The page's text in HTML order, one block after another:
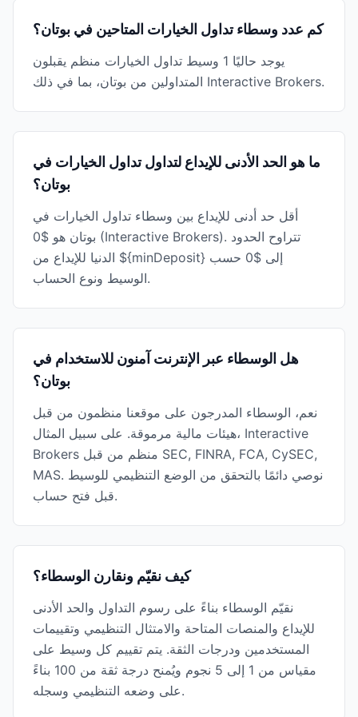
كم عدد وسطاء تداول الخيارات المتاحين في بوتان؟
يوجد حاليًا 1 وسيط تداول الخيارات منظم يقبلون
المتداولين من بوتان، بما في ذلك Interactive Brokers.
ما هو الحد الأدنى للإيداع لتداول تداول الخيارات في
بوتان؟
أقل حد أدنى للإيداع بين وسطاء تداول الخيارات في
بوتان هو $0 (Interactive Brokers). تتراوح الحدود
الدنيا للإيداع من ${minDeposit} إلى $0 حسب
الوسيط ونوع الحساب.
هل الوسطاء عبر الإنترنت آمنون للاستخدام في
بوتان؟
نعم، الوسطاء المدرجون على موقعنا منظمون من قبل
هيئات مالية مرموقة. على سبيل المثال، Interactive
Brokers منظم من قبل SEC, FINRA, FCA, CySEC,
MAS. نوصي دائمًا بالتحقق من الوضع التنظيمي للوسيط
قبل فتح حساب.
كيف نقيّم ونقارن الوسطاء؟
نقيّم الوسطاء بناءً على رسوم التداول والحد الأدنى
للإيداع والمنصات المتاحة والامتثال التنظيمي وتقييمات
المستخدمين ودرجات الثقة. يتم تقييم كل وسيط على
مقياس من 1 إلى 5 نجوم ويُمنح درجة ثقة من 100 بناءً
على وضعه التنظيمي وسجله.